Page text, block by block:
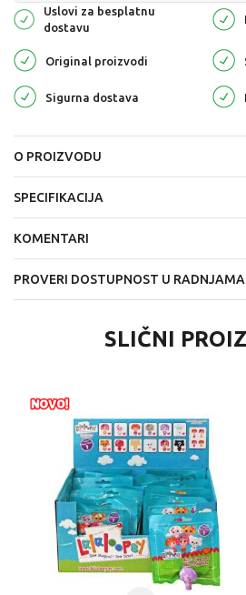
Uslovi za besplatnu
dostavu
Original proizvodi
Sigurna dostava
O PROIZVODU
SPECIFIKACIJA
KOMENTARI
PROVERI DOSTUPNOST U RADNJAMA
SLIČNI